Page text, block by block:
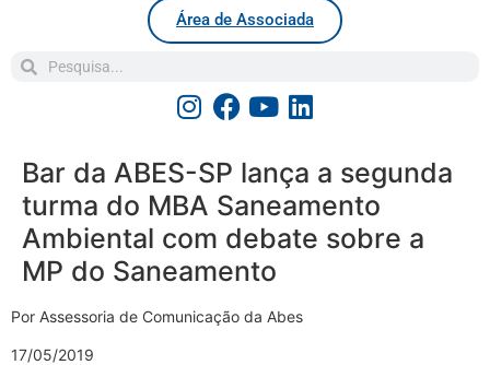
Área de Associada
Bar da ABES-SP lança a segunda
turma do MBA Saneamento
Ambiental com debate sobre a
MP do Saneamento
Por Assessoria de Comunicação da Abes
17/05/2019